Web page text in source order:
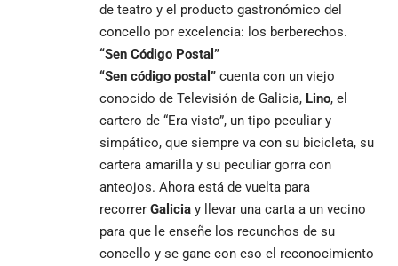
de teatro y el producto gastronómico del
concello por excelencia: los berberechos.
“Sen Código Postal”
“Sen código postal” cuenta con un viejo
conocido de Televisión de Galicia, Lino, el
cartero de “Era visto”, un tipo peculiar y
simpático, que siempre va con su bicicleta, su
cartera amarilla y su peculiar gorra con
anteojos. Ahora está de vuelta para
recorrer Galicia y llevar una carta a un vecino
para que le enseñe los recunchos de su
concello y se gane con eso el reconocimiento